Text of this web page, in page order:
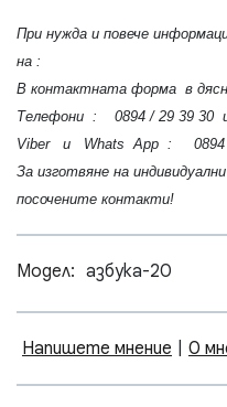
При нужда и повече
на :
В контактната форма в
Телефони : 0894 / 29 39 30
Viber и Whats App : 0894 /
За изготвяне на
посочените контакти!
Модел: азбука-20
Напишете мнение 0